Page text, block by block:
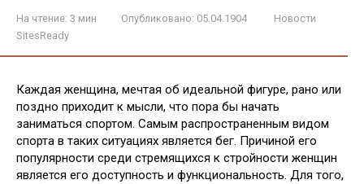
На чтение: 3 мин Опубликовано: 05.04.1904
Новости
SitesReady
Каждая женщина, мечтая об идеальной фигуре, рано или
поздно приходит к мысли, что пора бы начать
заниматься спортом. Самым распространенным видом
спорта в таких ситуациях является бег. Причиной его
популярности среди стремящихся к стройности женщин
является его доступность и функциональность. Для того,